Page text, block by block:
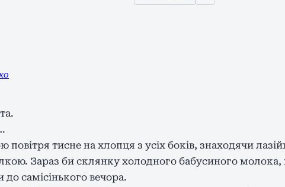
повітря тисне на хлопця з усіх боків, знаходячи
Зараз би склянку холодного бабусиного молока,
до самісінького вечора.